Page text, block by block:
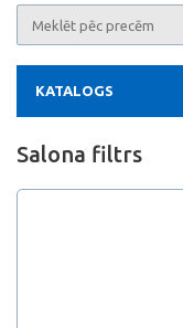
KATALOGS
Salona filtrs